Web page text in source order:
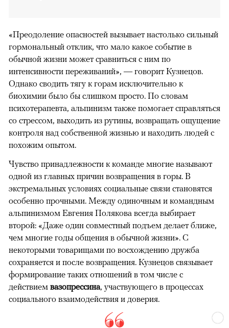
«Преодоление опасностей вызывает настолько сильный
гормональный отклик, что мало какое событие в
обычной жизни может сравниться с ним по
интенсивности переживаний», — говорит Кузнецов.
Однако сводить тягу к горам исключительно к
биохимии было бы слишком просто. По словам
психотерапевта, альпинизм также помогает справляться
со стрессом, выходить из рутины, возвращать ощущение
контроля над собственной жизнью и находить людей с
похожим опытом.
Чувство принадлежности к команде многие называют
одной из главных причин возвращения в горы. В
экстремальных условиях социальные связи становятся
особенно прочными. Между одиночным и командным
альпинизмом Евгения Полякова всегда выбирает
второй: «Даже один совместный подъем делает ближе,
чем многие годы общения в обычной жизни». С
некоторыми товарищами по восхождению дружба
сохраняется и после возвращения. Кузнецов связывает
формирование таких отношений в том числе с
действием вазопрессина, участвующего в процессах
социального взаимодействия и доверия.